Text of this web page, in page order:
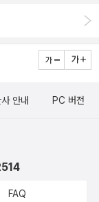
- <<신곡>> 단테,
간되길 기다리
완결되면 읽으
었어요. 평이 좋아
행계획이었다가
안내 PC 버전
FAQ